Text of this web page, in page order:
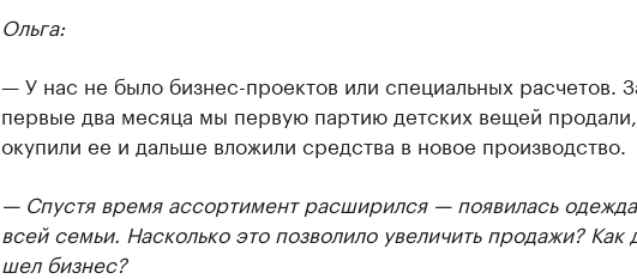
Ольга:
— У нас не было бизнес-проектов или специальных расчетов.
первые два месяца мы первую партию детских вещей продали,
окупили ее и дальше вложили средства в новое производство.
— Спустя время ассортимент расширился — появилась
всей семьи. Насколько это позволило увеличить продажи? Как
шел бизнес?